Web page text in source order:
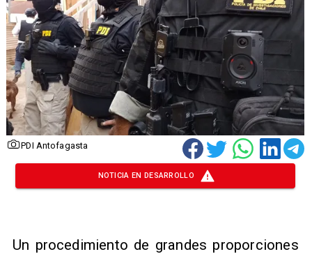
PDI Antofagasta
NOTICIA EN DESARROLLO
Un procedimiento de grandes proporciones